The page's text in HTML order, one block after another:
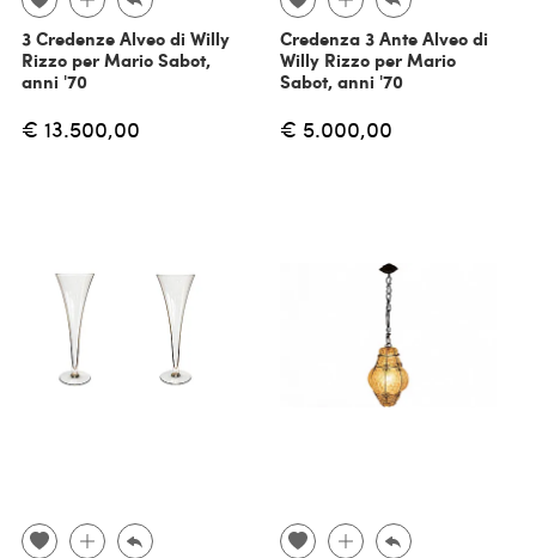
3 Credenze Alveo di Willy
Rizzo per Mario Sabot,
anni '70
€ 13.500,00
Credenza 3 Ante Alveo di
Willy Rizzo per Mario
Sabot, anni '70
€ 5.000,00